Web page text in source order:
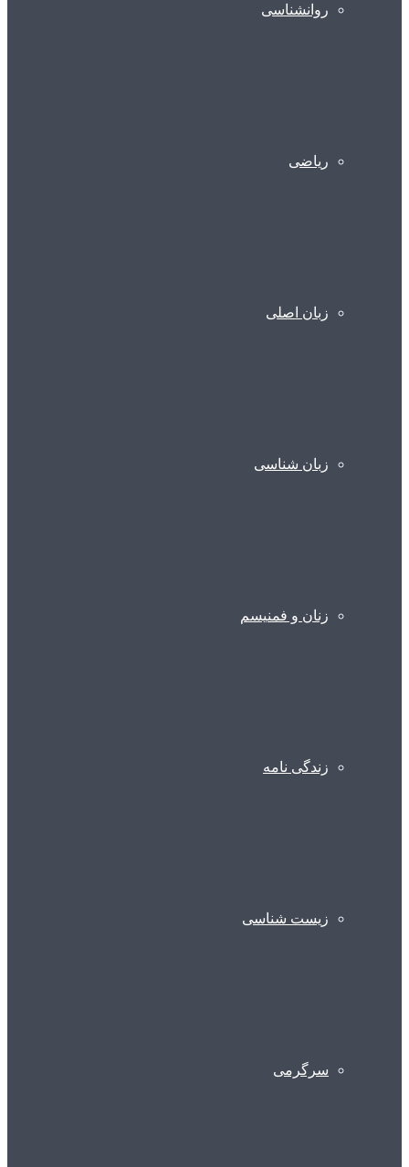
روانشناسی
ریاضی
زبان اصلی
زبان شناسی
زنان و فمنیسم
زندگی نامه
زیست شناسی
سرگرمی